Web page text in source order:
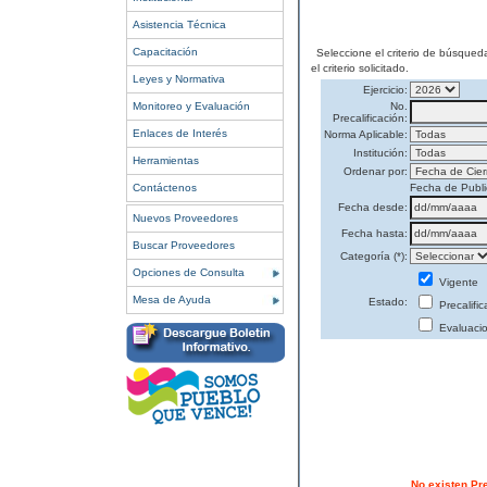
Asistencia Técnica
Capacitación
Leyes y Normativa
Monitoreo y Evaluación
Enlaces de Interés
Herramientas
Contáctenos
Nuevos Proveedores
Buscar Proveedores
Opciones de Consulta
Mesa de Ayuda
Seleccione el criterio de
el criterio solicitado.
Ejercicio:
No.
Precalificación:
Norma Aplicable:
Institución:
Ordenar por:
Fecha de
Fecha desde:
Fecha hasta:
Categoría (*):
Estado:
Vigente
No existen